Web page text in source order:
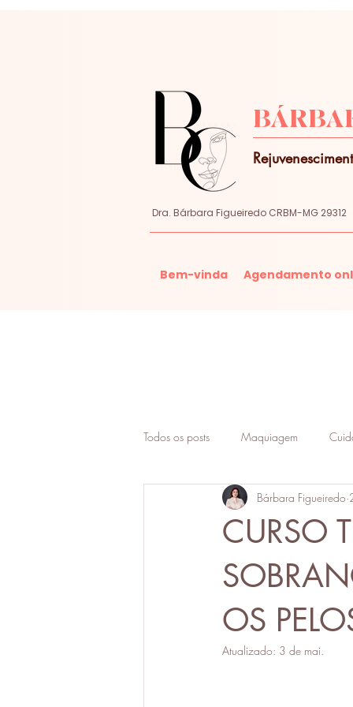
Dra. Bárbara Figueiredo CRBM-MG 29312
Bem-vinda Agendamento
Todos os posts Maquiagem
Empreendedorismo Carreira
Colorimetria Ativos de
coloração pessoal melasma
CURSO
OS
Bárbara Figueiredo
Atualizado: 3 de mai.